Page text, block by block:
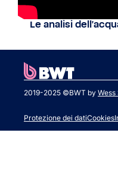
Le analisi
2019-2025 ©BWT by Wess
Protezione dei datiCookies